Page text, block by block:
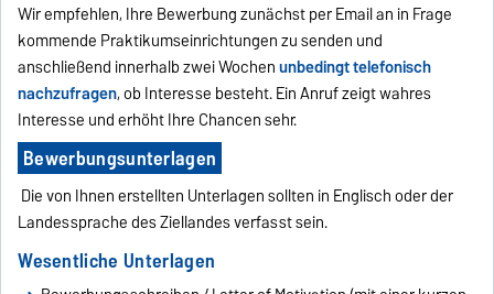
Wir empfehlen, Ihre Bewerbung zunächst per Email an in Frage
kommende Praktikumseinrichtungen zu senden und
anschließend innerhalb zwei Wochenunbedingt telefonisch
nachzufragen, ob Interesse besteht. Ein Anruf zeigt wahres
Interesse und erhöht Ihre Chancen sehr.
Bewerbungsunterlagen
Die von Ihnen erstellten Unterlagen sollten in Englisch oder der
Landessprache des Ziellandes verfasst sein.
Wesentliche Unterlagen